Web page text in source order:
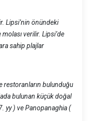
Lipsi’nin önündeki
verilir. Lipsi’de
sahip plajlar
restoranların bulunduğu
bulunan küçük doğal
yy ) ve Panopanaghia (